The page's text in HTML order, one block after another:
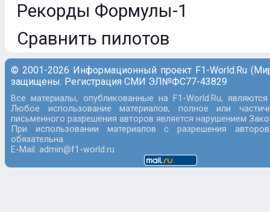
Рекорды Формулы-1
Сравнить пилотов
© 2001-2026 Информационный проект F1-World.Ru
защищены. Регистрация СМИ ЭЛ№ФС77-43829
Все материалы, опубликованные на F1-World.Ru,
Любое использование материалов, полное или
письменного разрешения авторов является нарушением
При использовании материалов с разрешения
обязательна.
E-Mail: admin@f1-world.ru